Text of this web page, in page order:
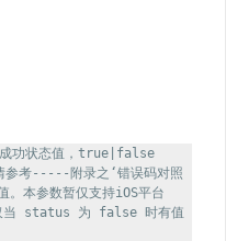
功状态值，true|false
考-----附录之‘错误码对照
本参数暂仅支持iOS平台
当 status 为 false 时有值